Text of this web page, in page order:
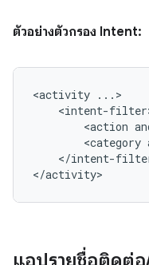
ตัวอย่างตัวกรอง Intent:
<activity
<action
<category
</intent-
</activity>
แอปรายชื่อติดต่อ